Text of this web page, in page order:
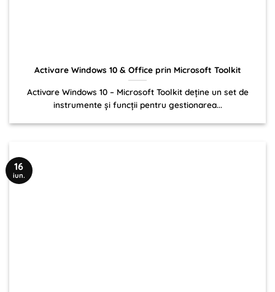
Activare Windows 10 & Office prin Microsoft Toolkit
Activare Windows 10 – Microsoft Toolkit deține un set de
instrumente și funcții pentru gestionarea...
16
iun.